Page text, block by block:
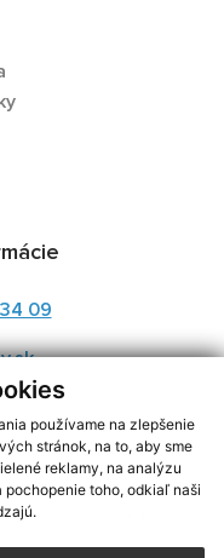
používame na zlepšenie
stránok, na to, aby sme
reklamy, na analýzu
toho, odkiaľ naši
09
s využitím RSS
2,Mapa stránok,web portál
,registrácia domény